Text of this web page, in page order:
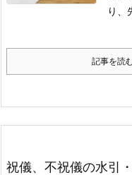
り、
記事を読
祝儀、不祝儀の水引